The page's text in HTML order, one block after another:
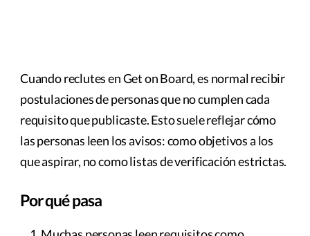
Cuando reclutes en Get on Board, es normal recibir
postulaciones de personas que no cumplen cada
requisito que publicaste. Esto suele reflejar cómo
las personas leen los avisos: como objetivos a los
que aspirar, no como listas de verificación estrictas.
Por qué pasa